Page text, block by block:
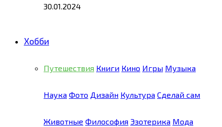
30.01.2024
Хобби
Путешествия Книги Кино Игры Музыка
Наука Фото Дизайн Культура Сделай сам
Животные Философия Эзотерика Мода